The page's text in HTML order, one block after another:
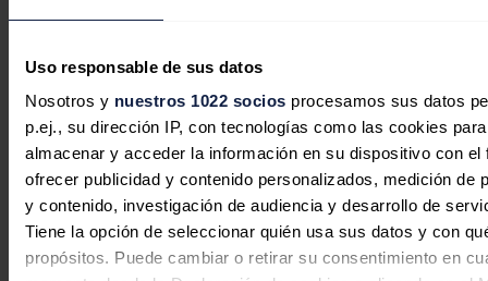
Uso responsable de sus datos
Nosotros y nuestros 1022 socios procesamos sus datos
p.ej., su dirección IP, con tecnologías como las cookies para
almacenar y acceder la información en su dispositivo con el
ofrecer publicidad y contenido personalizados, medición de
y contenido, investigación de audiencia y desarrollo de
Tiene la opción de seleccionar quién usa sus datos y con
propósitos. Puede cambiar o retirar su consentimiento en
"Después de poner de acuerdo a mucha gente de lanzar un proyecto
la instalación, te encuentras con un bloqueo que puede durar incluso
Noticias relacionadas
Panamá ordena a las distribuidoras
eléctricas un plan para mejorar sus